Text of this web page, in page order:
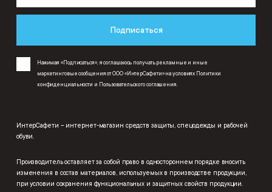
Подписаться
Нажимая «Подписаться», я соглашаюсь получать рекламные и иные
маркетинговые сообщения от ООО «ИнтерСафети» на условиях Политики
конфиденциальности и Пользовательского соглашения.
ИнтерСафети – интернет-магазин средств защиты, спецодежды и рабочей
обуви.
Производитель оставляет за собой право в одностороннем порядке вносить
изменения в состав материалов, используемых в производстве продукции,
при условии сохранения функциональных и защитных свойств продукции.